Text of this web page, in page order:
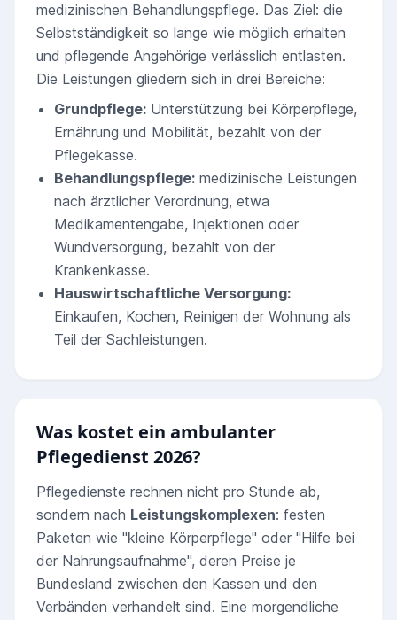
medizinischen Behandlungspflege. Das Ziel: die
Selbstständigkeit so lange wie möglich erhalten
und pflegende Angehörige verlässlich entlasten.
Die Leistungen gliedern sich in drei Bereiche:
Grundpflege: Unterstützung bei Körperpflege,
Ernährung und Mobilität, bezahlt von der
Pflegekasse.
Behandlungspflege: medizinische Leistungen
nach ärztlicher Verordnung, etwa
Medikamentengabe, Injektionen oder
Wundversorgung, bezahlt von der
Krankenkasse.
Hauswirtschaftliche Versorgung:
Einkaufen, Kochen, Reinigen der Wohnung als
Teil der Sachleistungen.
Was kostet ein ambulanter
Pflegedienst 2026?
Pflegedienste rechnen nicht pro Stunde ab,
sondern nach Leistungskomplexen: festen
Paketen wie "kleine Körperpflege" oder "Hilfe bei
der Nahrungsaufnahme", deren Preise je
Bundesland zwischen den Kassen und den
Verbänden verhandelt sind. Eine morgendliche